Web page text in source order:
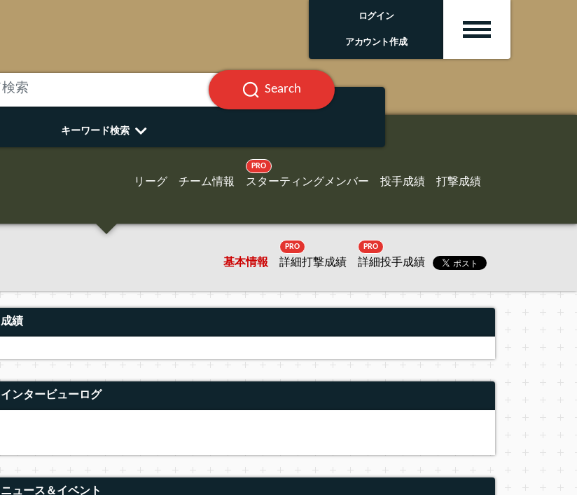
ログイン
アカウント作成
Search
キーワード検索
リーグ チーム情報
PRO
スターティングメンバー 投手成績 打撃成績
基本情報
PRO
詳細打撃成績
PRO
詳細投手成績
成績
インタービューログ
ニュース＆イベント